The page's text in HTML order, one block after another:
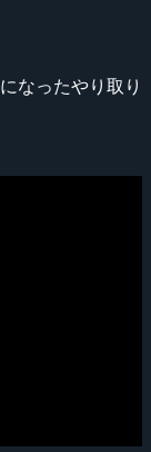
なったやり取り